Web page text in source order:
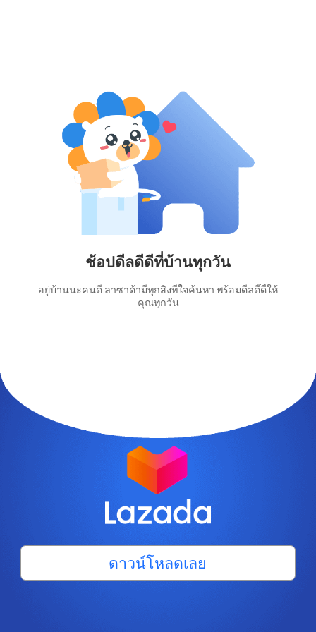
ช้อปดีลดีดีที่บ้านทุกวัน
อยู่บ้านนะคนดี ลาซาด้ามีทุกสิ่งที่ใจค้นหา พร้อมดีลดี๊ดี้ให้
คุณทุกวัน
ดาวน์โหลดเลย